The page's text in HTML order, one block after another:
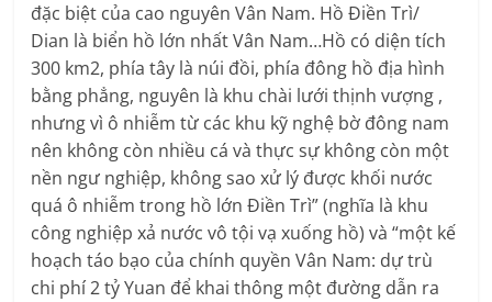
đặc biệt của cao nguyên Vân Nam. Hồ Điền Trì/
Dian là biển hồ lớn nhất Vân Nam…Hồ có diện tích
300 km2, phía tây là núi đồi, phía đông hồ địa hình
bằng phẳng, nguyên là khu chài lưới thịnh vượng ,
nhưng vì ô nhiễm từ các khu kỹ nghệ bờ đông nam
nên không còn nhiều cá và thực sự không còn một
nền ngư nghiệp, không sao xử lý được khối nước
quá ô nhiễm trong hồ lớn Điền Trì” (nghĩa là khu
công nghiệp xả nước vô tội vạ xuống hồ) và “một kế
hoạch táo bạo của chính quyền Vân Nam: dự trù
chi phí 2 tỷ Yuan để khai thông một đường dẫn ra